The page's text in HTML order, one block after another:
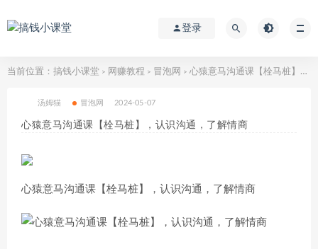
登录
当前位置： 搞钱小课堂 > 网赚教程 > 冒泡网 > 心猿意马沟通课【栓马桩】，认识沟通，了解情商
汤姆猫 冒泡网 2024-05-07
心猿意马沟通课【栓马桩】，认识沟通，了解情商
心猿意马沟通课【栓马桩】，认识沟通，了解情商